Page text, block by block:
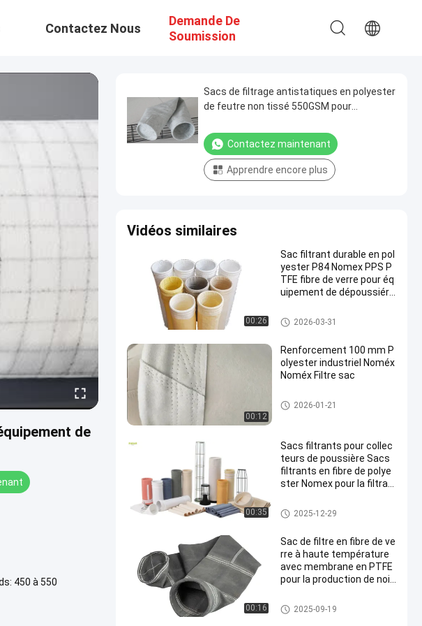
Contactez Nous
Demande De
Soumission
de
450 à 550
Sacs de filtrage antistatiques en polyester
de feutre non tissé 550GSM pour
Contactez maintenant
Apprendre encore plus
Vidéos similaires
00:26
Sac filtrant durable en pol
yester P84 Nomex PPS P
TFE fibre de verre pour éq
uipement de dépoussiére
Sachet filtre de polyester
2026-03-31
00:12
Renforcement 100 mm P
olyester industriel Noméx
Noméx Filtre sac
sacs filtrants à haute tempéra
ture
2026-01-21
00:35
Sacs filtrants pour collec
teurs de poussière Sacs
filtrants en fibre de polye
ster Nomex pour la filtrati
ines d'asphalte avec une
résistance à la traction e
Sachet filtre de polyester
2025-12-29
00:16
Sac de filtre en fibre de ve
rre à haute température
avec membrane en PTFE
pour la production de noir
sacs à filtres en fibre de verre
2025-09-19